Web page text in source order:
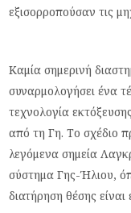
εξισορροπούσαν τις
Καμία σημερινή
συναρμολογήσει ένα
τεχνολογία
από τη Γη. Το σχέδιο
λεγόμενα σημεία
σύστημα Γης-Ήλιου,
διατήρηση θέσης είναι